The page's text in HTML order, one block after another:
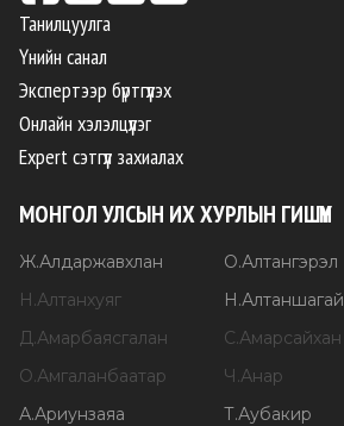
Танилцуулга
Үнийн санал
Экспертээр бүртгүүлэх
Онлайн хэлэлцүүлэг
Expert сэтгүүл захиалах
МОНГОЛ УЛСЫН ИХ ХУРЛЫН ГИШҮҮН
Ж.Алдаржавхлан О.Алтангэрэл
Н.Алтанхуяг Н.Алтаншагай
Д.Амарбаясгалан С.Амарсайхан
О.Амгаланбаатар Ч.Анар
А.Ариунзаяа Т.Аубакир